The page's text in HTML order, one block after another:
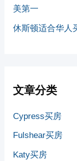
美第一
休斯顿适合华人
文章分类
Cypress买房
Fulshear买房
Katy买房